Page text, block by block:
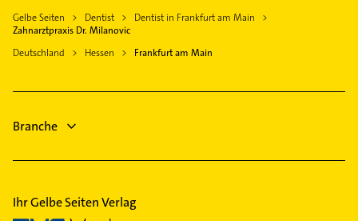
Gallus
Ginnheim
Gutleutviertel
Höchst
Heddernheim
Kalbach-Riedberg
Eschborn Taunus
Lüftungsanlagen
Heizungsbauer
Heizungsfirmen
Allgemeinarzt
Elektriker
Heizung & Sanitär
Lüftungsanlagen
Gelbe Seiten Dentist
Dentist in Frankfurt am Main
Zahnarztpraxis Dr. Milanovic
Deutschland
Hessen Frankfurt am Main
Branche
Ihr Gelbe Seiten Verlag